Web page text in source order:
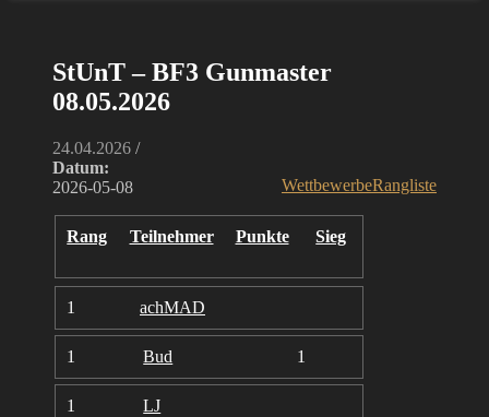
StUnT – BF3 Gunmaster
08.05.2026
24.04.2026 /
WettbewerbeRangliste
Datum:
2026-05-08
Rang Teilnehmer Punkte Sieg
1 achMAD
1 Bud 1
1 LJ